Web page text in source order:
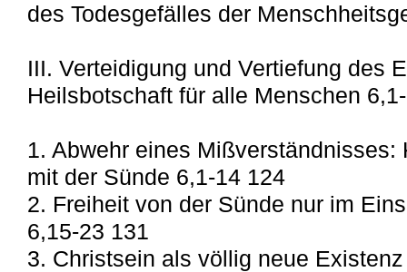
des Todesgefälles der
III. Verteidigung und Vertiefung des
Heilsbotschaft für alle Menschen
1. Abwehr eines
mit der Sünde 6,1-14 124
2. Freiheit von der Sünde nur im
6,15-23 131
3. Christsein als völlig neue